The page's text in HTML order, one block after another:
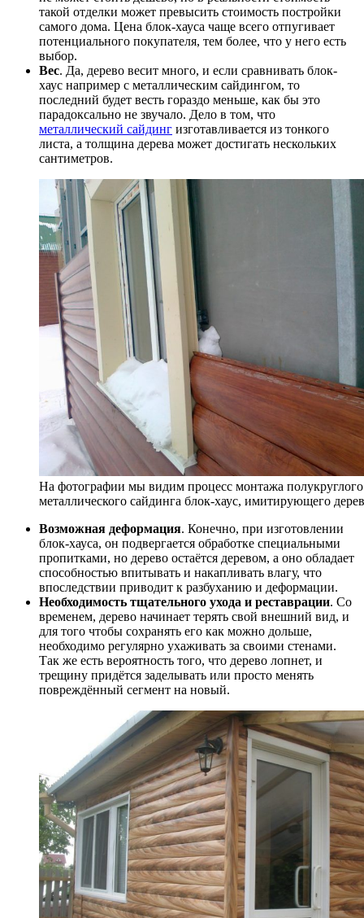
такой отделки может превысить стоимость постройки
самого дома. Цена блок-хауса чаще всего отпугивает
потенциального покупателя, тем более, что у него есть
выбор.
Вес. Да, дерево весит много, и если сравнивать блок-
хаус например с металлическим сайдингом, то
последний будет весть гораздо меньше, как бы это
парадоксально не звучало. Дело в том, что
металлический сайдинг изготавливается из тонкого
листа, а толщина дерева может достигать нескольких
сантиметров.
На фотографии мы видим процесс монтажа полукруглого
металлического сайдинга блок-хаус, имитирующего
Возможная деформация. Конечно, при изготовлении
блок-хауса, он подвергается обработке специальными
пропитками, но дерево остаётся деревом, а оно обладает
способностью впитывать и накапливать влагу, что
впоследствии приводит к разбуханию и деформации.
Необходимость тщательного ухода и реставрации. Со
временем, дерево начинает терять свой внешний вид, и
для того чтобы сохранять его как можно дольше,
необходимо регулярно ухаживать за своими стенами.
Так же есть вероятность того, что дерево лопнет, и
трещину придётся заделывать или просто менять
повреждённый сегмент на новый.